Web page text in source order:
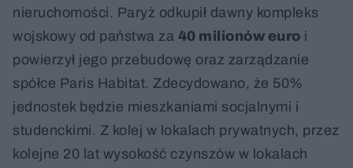
nieruchomości. Paryż odkupił dawny kompleks
wojskowy od państwa za 40 milionów euro i
powierzył jego przebudowę oraz zarządzanie
spółce Paris Habitat. Zdecydowano, że 50%
jednostek będzie mieszkaniami socjalnymi i
studenckimi. Z kolej w lokalach prywatnych, przez
kolejne 20 lat wysokość czynszów w lokalach